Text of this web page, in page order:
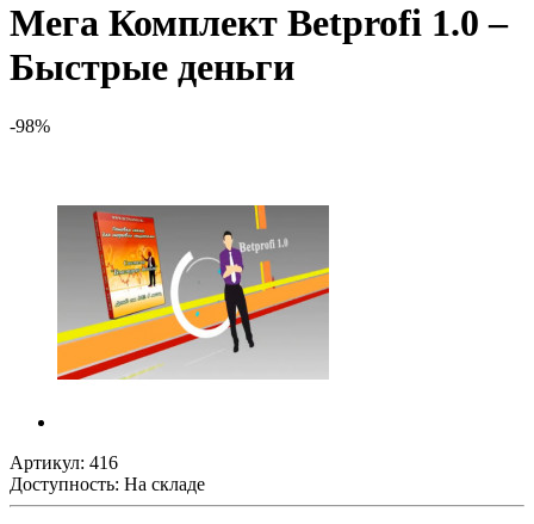
Мега Комплект Betprofi 1.0 –
Быстрые деньги
-98%
Артикул: 416
Доступность: На складе